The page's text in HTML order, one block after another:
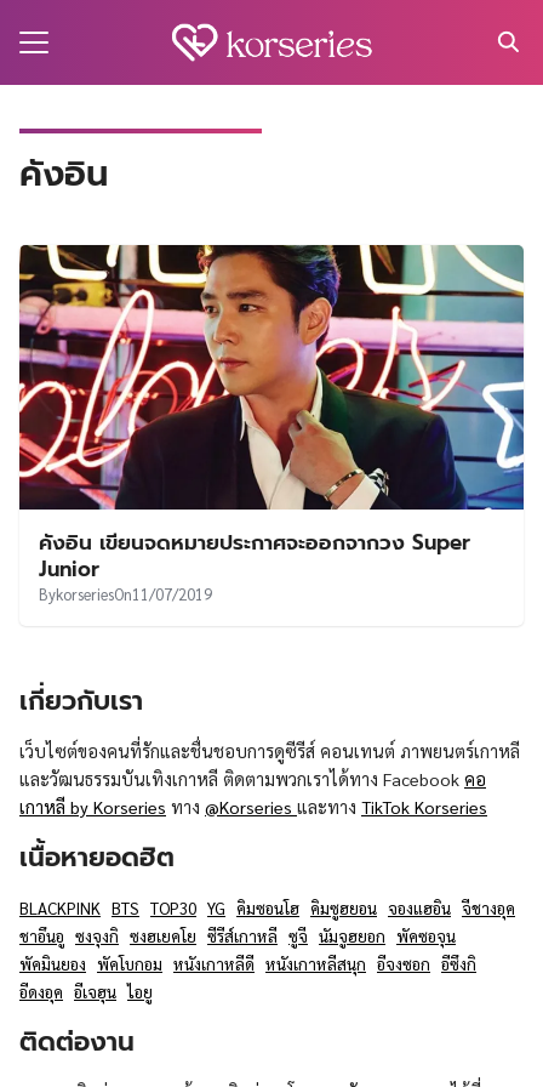
คังอิน
คังอิน เขียนจดหมายประกาศจะออกจากวง Super
Junior
BykorseriesOn11/07/2019
เกี่ยวกับเรา
เว็บไซต์ของคนที่รักและชื่นชอบการดูซีรีส์ คอนเทนต์ ภาพยนตร์เกาหลี
และวัฒนธรรมบันเทิงเกาหลี ติดตามพวกเราได้ทาง Facebook คอ
เกาหลี by Korseries ทาง @Korseries และทาง TikTok Korseries
เนื้อหายอดฮิต
BLACKPINK BTS TOP30 YG คิมซอนโฮ คิมซูฮยอน จองแฮอิน จีชางอุค
ชาอึนอู ซงจุงกิ ซงฮเยคโย ซีรีส์เกาหลี ซูจี นัมจูฮยอก พัคซอจุน
พัคมินยอง พัคโบกอม หนังเกาหลีดี หนังเกาหลีสนุก อีจงซอก อีซึงกิ
อีดงอุค อีเจฮุน ไอยู
ติดต่องาน